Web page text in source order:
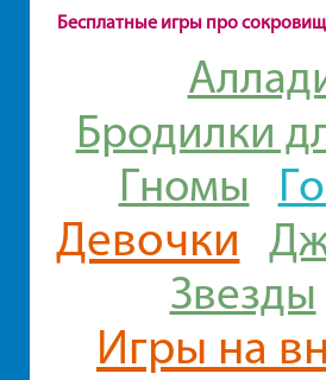
Бесплатные игры про
Бродилки
Гномы
Девочки
Звезды
Игры на